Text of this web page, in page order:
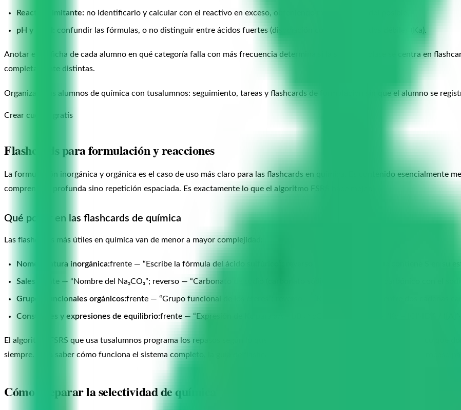
Reactivo limitante: no identificarlo y calcular con el reactivo en exceso, obteniendo más producto del posible.
pH y pOH: confundir las fórmulas, o no distinguir entre ácidos fuertes (disociación completa) y ácidos débiles (Ka).
Anotar en la ficha de cada alumno en qué categoría falla con más frecuencia determina si la siguiente clase se centra en
completamente distintas.
Organiza a tus alumnos de química con tusalumnos: seguimiento, tareas y flashcards de formulación sin que el alumno se
Crear cuenta gratis
Flashcards para formulación y reacciones
La formulación inorgánica y orgánica es el caso de uso más claro para las flashcards en química. Es contenido esencialmente
comprensión profunda sino repetición espaciada. Es exactamente lo que el algoritmo FSRS hace mejor.
Qué poner en las flashcards de química
Las flashcards más útiles en química van de menor a mayor complejidad:
Nomenclatura inorgánica:frente — “Escribe la fórmula del ácido sulfúrico”; reverso — “H₂SO₄. Ácido que contiene S en su
Sales: frente — “Nombre del Na₂CO₃”; reverso — “Carbonato de sodio (carbonato sódico). Sal del ácido carbónico con el
Grupos funcionales orgánicos:frente — “Grupo funcional de los éteres”; reverso — “R—O—R'. Oxígeno entre dos cadenas
Constantes y expresiones de equilibrio:frente — “Expresión de Kc para aA + bB ⇌ cC + dD”; reverso — “Kc = [C]ᶜ·[D]ᵈ /
El algoritmo FSRS que usa tusalumnos programa los repasos según lo que el alumno falla: la tarjeta del ácido clorhídrico que
siempre. Para saber cómo funciona el sistema completo,
Cómo preparar la selectividad de química